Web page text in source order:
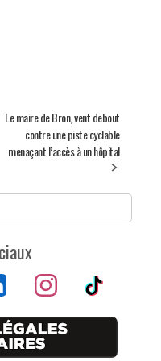
Le maire de Bron, vent debout
contre une piste cyclable
menaçant l’accès à un hôpital